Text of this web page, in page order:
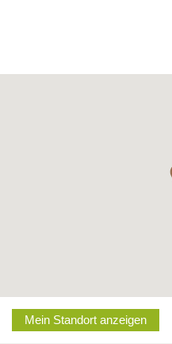
Mein Standort anzeigen